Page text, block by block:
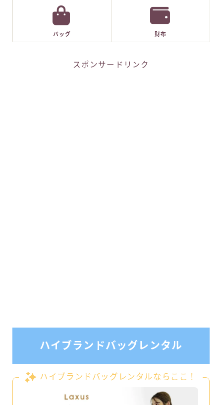
バッグ 財布
スポンサードリンク
ハイブランドバッグレンタル
ハイブランドバッグレンタルならここ！